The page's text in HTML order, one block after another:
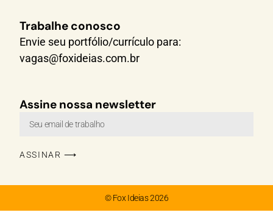
Trabalhe conosco
Envie seu portfólio/currículo para:
vagas@foxideias.com.br
Assine nossa newsletter
ASSINAR ⟶
© Fox Ideias 2026